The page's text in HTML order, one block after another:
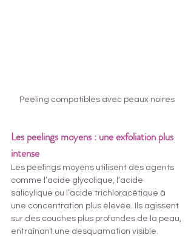
Peeling compatibles avec peaux noires
Les peelings moyens : une exfoliation plus
intense
Les peelings moyens utilisent des agents
comme l’acide glycolique, l’acide
salicylique ou l’acide trichloracétique à
une concentration plus élevée. Ils agissent
sur des couches plus profondes de la peau,
entraînant une desquamation visible.